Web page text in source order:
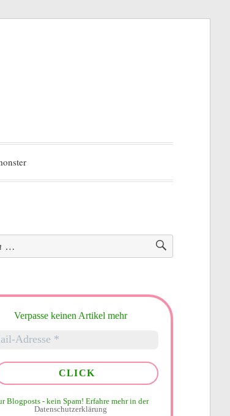
Verpasse keinen Artikel mehr
Blogposts - kein Spam! Erfahre mehr in der
Datenschutzerklärung